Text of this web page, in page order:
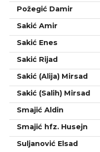
Požegić Damir
Sakić Amir
Sakić Enes
Sakić Rijad
Sakić (Alija) Mirsad
Sakić (Salih) Mirsad
Smajić Aldin
Smajić hfz. Husejn
Suljanović Elsad